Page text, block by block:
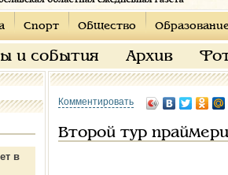
Спорт Общество
и события Архив
в
Комментировать
Второй тур